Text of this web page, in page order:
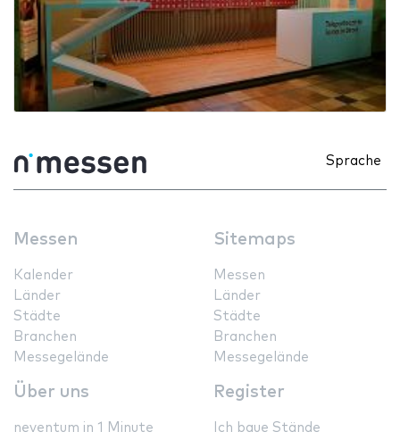
Sprache
Messen
Kalender
Länder
Städte
Branchen
Messegelände
Sitemaps
Messen
Länder
Städte
Branchen
Messegelände
Über uns
neventum in 1 Minute
Register
Ich baue Stände